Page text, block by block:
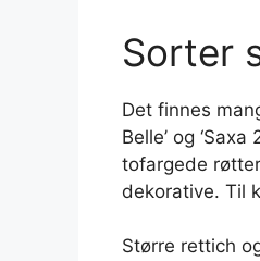
Sorter
Det finnes
Belle’ og
tofargede
dekorative. Til
Større rettich